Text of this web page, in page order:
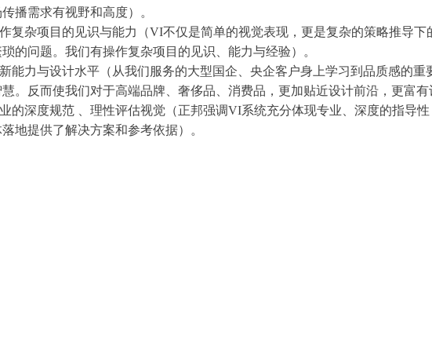
播需求有视野和高度）。
复杂项目的见识与能力（VI不仅是简单的视觉表现，更是复杂的策略推导下
的问题。我们有操作复杂项目的见识、能力与经验）。
能力与设计水平（从我们服务的大型国企、央企客户身上学习到品质感的
。反而使我们对于高端品牌、奢侈品、消费品，更加贴近设计前沿，更富有
的深度规范 、理性评估视觉（正邦强调VI系统充分体现专业、深度的指导
地提供了解决方案和参考依据）。